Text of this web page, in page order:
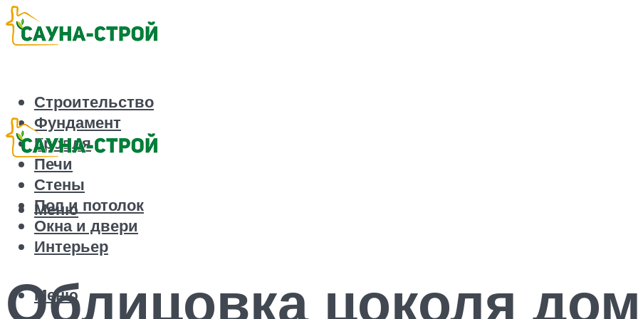
Строительство
Фундамент
Кровля
Печи
Стены
Пол и потолок
Окна и двери
Интерьер
Меню
Меню
Облицовка цоколя